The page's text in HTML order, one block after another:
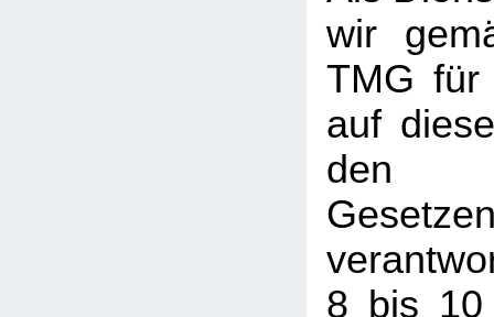
wir
TMG für
auf
den
8 bis 10